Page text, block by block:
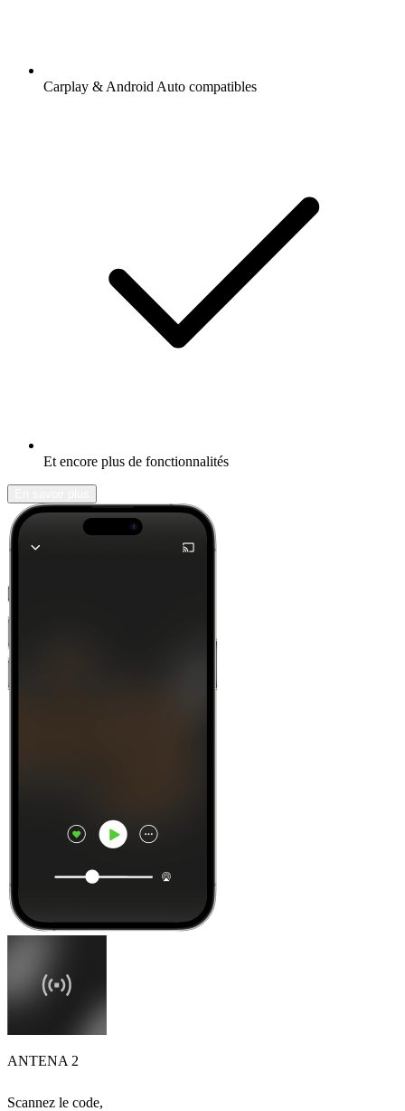
Carplay & Android Auto compatibles
Et encore plus de fonctionnalités
ANTENA 2
Scannez le code,